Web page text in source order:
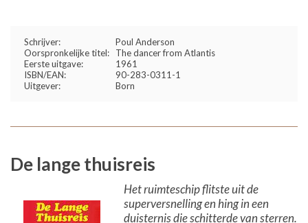
Schrijver:
Poul Anderson
Oorspronkelijke titel:
The dancer from Atlantis
Eerste uitgave:
1961
ISBN/EAN:
90-283-0311-1
Uitgever:
Born
De lange thuisreis
Het ruimteschip flitste uit de
superversnelling en hing in een
duisternis die schitterde van sterren.